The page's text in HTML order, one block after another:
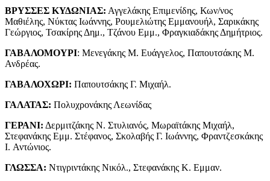
ΒΡΥΣΣΕΣ ΚΥΔΩΝΙΑΣ: Αγγελάκης Επιμενίδης, Κων/νος
Μαθιέλης, Νύκτας Ιωάννης, Ρουμελιώτης Εμμανουήλ, Σαρικάκης
Γεώργιος, Τσακίρης Δημ., Τζάνου Εμμ., Φραγκιαδάκης Δημήτριος.
ΓΑΒΑΛΟΜΟΥΡΙ: Μενεγάκης Μ. Ευάγγελος, Παπουτσάκης Μ.
Ανδρέας.
ΓΑΒΑΛΟΧΩΡΙ: Παπουτσάκης Γ. Μιχαήλ.
ΓΑΛΑΤΑΣ: Πολυχρονάκης Λεωνίδας
ΓΕΡΑΝΙ: Δερμιτζάκης Ν. Στυλιανός, Μωραϊτάκης Μιχαήλ,
Στεφανάκης Εμμ. Στέφανος, Σκολαβής Γ. Ιωάννης, Φραντζεσκάκης
I. Αντώνιος.
ΓΛΩΣΣΑ: Ντιγριντάκης Νικόλ., Στεφανάκης Κ. Εμμαν.